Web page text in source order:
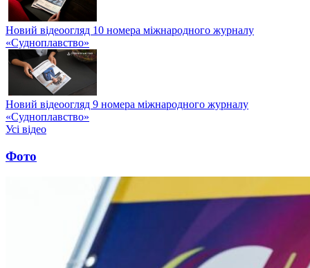
Новий відеоогляд 10 номера міжнародного журналу
«Судноплавство»
Новий відеоогляд 9 номера міжнародного журналу
«Судноплавство»
Усі відео
Фото